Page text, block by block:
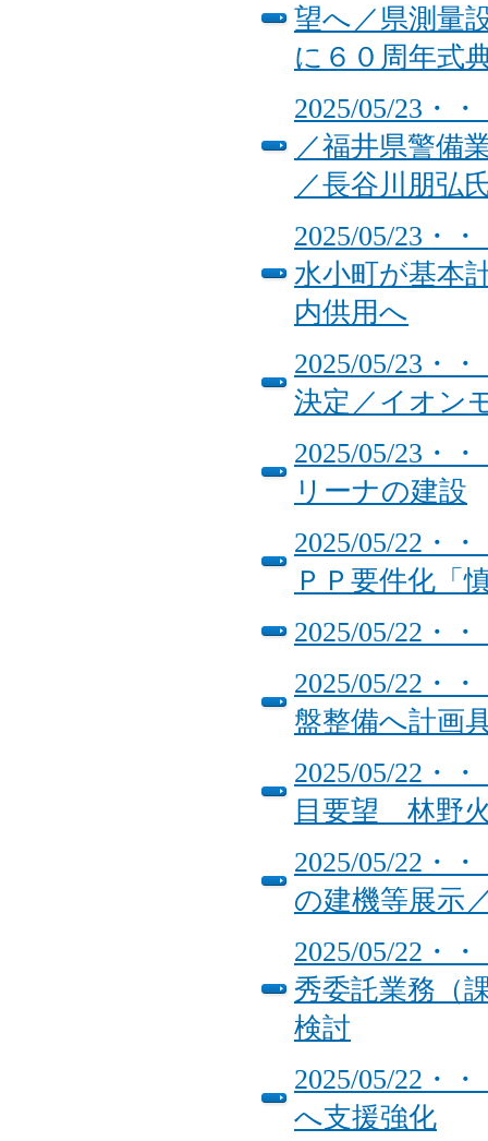
望へ／県測量
に６０周年式
2025/05/23・
／福井県警備
／長谷川朋弘
2025/05/23・
水小町が基本
内供用へ
2025/05/23・
決定／イオン
2025/05/23・
リーナの建設
2025/05/22・
ＰＰ要件化「
2025/05/22・
2025/05/22・
盤整備へ計画
2025/05/22・
目要望 林野
2025/05/22・
の建機等展示
2025/05/22・
秀委託業務（
検討
2025/05/22・
へ支援強化